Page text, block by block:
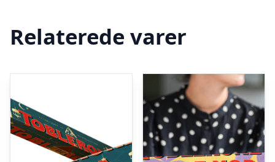
Relaterede varer